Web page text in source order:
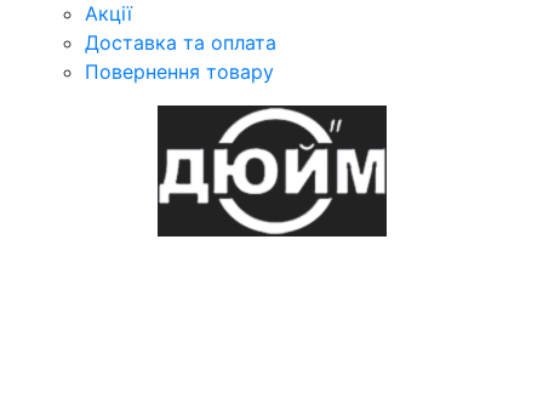
Акції
Доставка та оплата
Повернення товару